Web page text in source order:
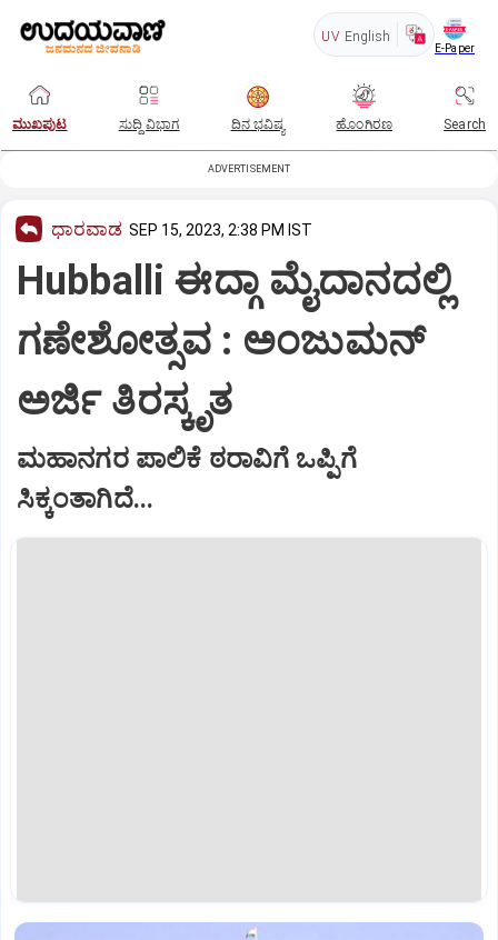
UV English
E-Paper
ಮುಖಪುಟ ಸುದ್ದಿ ವಿಭಾಗ ದಿನ ಭವಿಷ್ಯ ಹೊಂಗಿರಣ Search
ADVERTISEMENT
ಧಾರವಾಡ SEP 15, 2023, 2:38 PM IST
Hubballi ಈದ್ಗಾ ಮೈದಾನದಲ್ಲಿ
ಗಣೇಶೋತ್ಸವ : ಅಂಜುಮನ್
ಅರ್ಜಿ ತಿರಸ್ಕೃತ
ಮಹಾನಗರ ಪಾಲಿಕೆ ಠರಾವಿಗೆ ಒಪ್ಪಿಗೆ
ಸಿಕ್ಕಂತಾಗಿದೆ...